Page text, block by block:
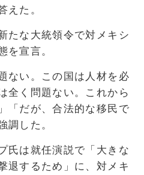
えた。
たな大統領令で対メキシ
を宣言。
ない。この国は人材を必
全く問題ない。これから
「だが、合法的な移民で
調した。
氏は就任演説で「大きな
退するため」に、対メキ